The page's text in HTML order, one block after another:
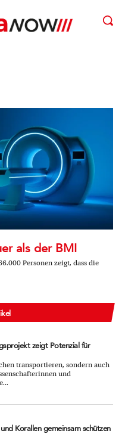
als der BMI
Personen zeigt, dass die
zeigt Potenzial für
transportieren, sondern auch
und
Korallen gemeinsam schützen